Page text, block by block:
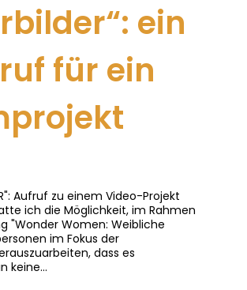
ein
für ein
Aufruf zu einem Video-Projekt
ich die Möglichkeit, im Rahmen
"Wonder Women: Weibliche
im Fokus der
dass es
keine…